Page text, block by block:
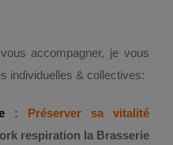
accompagner, je vous
individuelles & collectives:
: Préserver sa vitalité
respiration la Brasserie